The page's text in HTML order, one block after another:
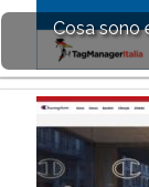
Cosa sono